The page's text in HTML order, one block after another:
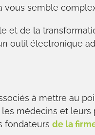
vous semble
et de la
outil électronique
à mettre au
médecins et leurs
fondateurs de la